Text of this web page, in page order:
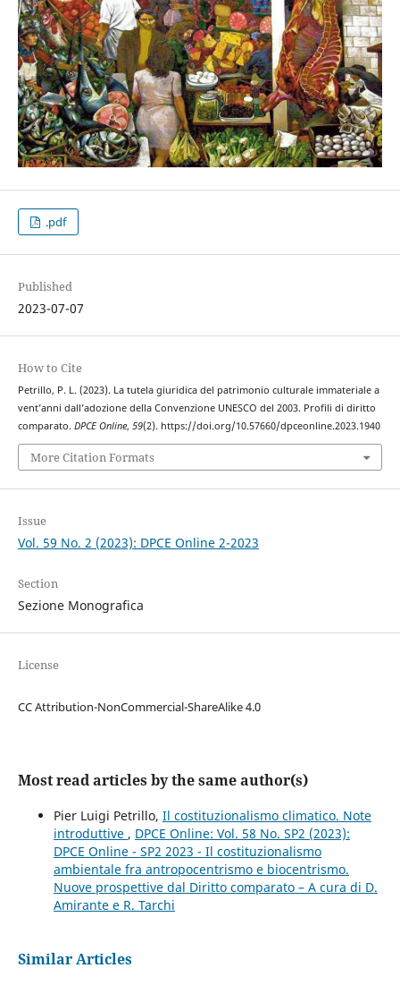
.pdf
Published
2023-07-07
How to Cite
Petrillo, P. L. (2023). La tutela giuridica del patrimonio culturale immateriale a
vent’anni dall’adozione della Convenzione UNESCO del 2003. Profili di diritto
comparato. DPCE Online, 59(2). https://doi.org/10.57660/dpceonline.2023.1940
More Citation Formats
Issue
Vol. 59 No. 2 (2023): DPCE Online 2-2023
Section
Sezione Monografica
License
CC Attribution-NonCommercial-ShareAlike 4.0
Most read articles by the same author(s)
Pier Luigi Petrillo, Il costituzionalismo climatico. Note
introduttive , DPCE Online: Vol. 58 No. SP2 (2023):
DPCE Online - SP2 2023 - Il costituzionalismo
ambientale fra antropocentrismo e biocentrismo.
Nuove prospettive dal Diritto comparato – A cura di D.
Amirante e R. Tarchi
Similar Articles